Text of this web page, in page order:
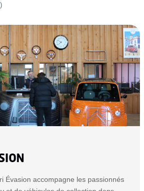
Évasion accompagne les passionnés